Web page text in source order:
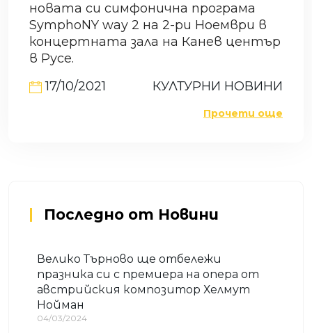
новата си симфонична програма
SymphoNY way 2 на 2-ри Ноември в
концертната зала на Канев център
в Русе.
17/10/2021
КУЛТУРНИ НОВИНИ
Прочети още
Последно от Новини
Велико Търново ще отбележи
празника си с премиера на опера от
австрийския композитор Хелмут
Нойман
04/03/2024